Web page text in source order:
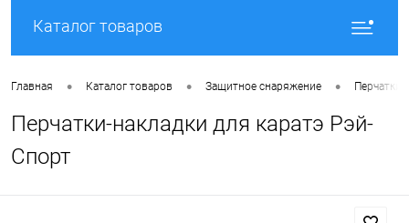
Каталог товаров
Главная • Каталог товаров • Защитное снаряжение • Перчатки
Перчатки-накладки для каратэ Рэй-
Спорт